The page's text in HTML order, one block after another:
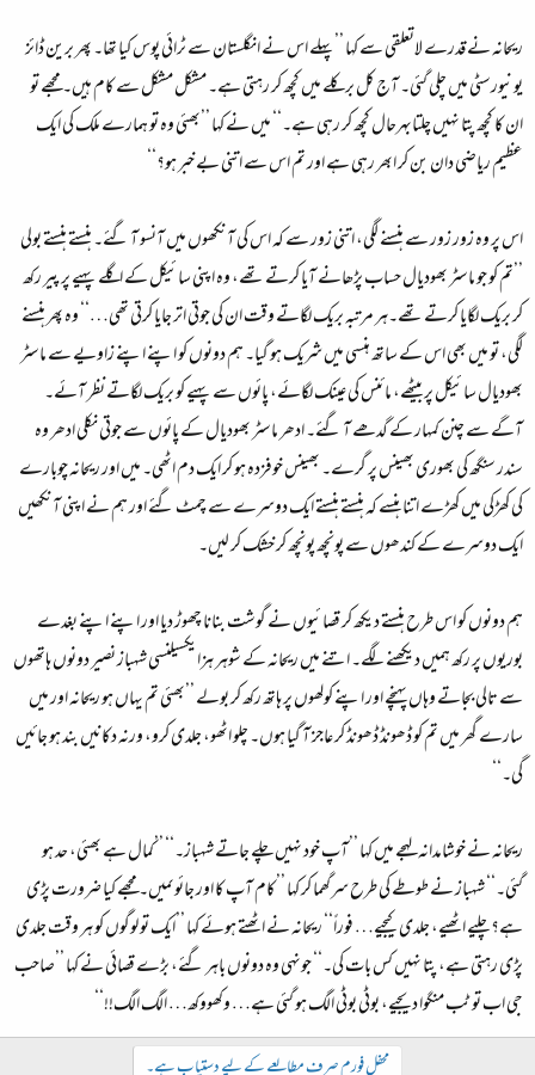
ریحانہ نے قدرے لاتعلقی سے کہا ’’پہلے اس نے انگلستان سے ٹرائی پوس کیا تھا۔ پھر برین ڈائز
یونیورسٹی میں چلی گئی۔ آج کل برکلے میں کچھ کر رہتی ہے۔ مشکل مشکل سے کام ہیں۔ مجھے تو
ان کا کچھ پتا نہیں چلتابہرحال کچھ کر رہی ہے۔‘‘ میں نے کہا ’’بھئی وہ تو ہمارے ملک کی ایک
عظیم ریاضی دان بن کر ابھر رہی ہے اور تم اس سے اتنی بے خبر ہو؟‘‘
اس پر وہ زور زور سے ہنسنے لگی، اتنی زور سے کہ اس کی آنکھوں میں آنسو آ گئے۔ ہنستے ہنستے بولی
’’تم کو جو ماسٹر بھودیال حساب پڑھانے آیا کرتے تھے، وہ اپنی سائیکل کے اگلے پہیے پر پیر رکھ
کر بریک لگایا کرتے تھے۔ہر مرتبہ بریک لگاتے وقت ان کی جوتی اتر جایا کرتی تھی…‘‘ وہ پھر ہنسنے
لگی، تو میں بھی اس کے ساتھ ہنسی میں شریک ہو گیا۔ ہم دونوں کو اپنے اپنے زاویے سے ماسٹر
بھودیال سائیکل پر بیٹھے، مائنس کی عینک لگائے، پائوں سے پہیے کو بریک لگاتے نظر آئے۔
آگے سے چنن کمہار کے گدھے آ گئے۔ ادھر ماسٹر بھودیال کے پائوں سے جوتی نکلی ادھر وہ
سندر سنگھ کی بھوری بھینس پر گرے۔ بھینس خوفزدہ ہو کر ایک دم اٹھی۔ میں اور ریحانہ چوبارے
کی کھڑکی میں کھڑے اتنا ہنسے کہ ہنستے ہنستے ایک دوسرے سے چمٹ گئے اور ہم نے اپنی آنکھیں
ایک دوسرے کے کندھوں سے پونچھ پونچھ کر خشک کر لیں۔
ہم دونوں کو اس طرح ہنستے دیکھ کر قصائیوں نے گوشت بنانا چھوڑ دیا اور اپنے اپنے بغدے
بوریوں پر رکھ ہمیں دیکھنے لگے۔ اتنے میں ریحانہ کے شوہر ہزایکسیلنسی شہباز نصیر دونوں ہاتھوں
سے تالی بجاتے وہاں پہنچے اور اپنے کولھوں پر ہاتھ رکھ کر بولے ’’بھئی تم یہاں ہو ریحانہ اور میں
سارے گھر میں تم کو ڈھونڈ ڈھونڈ کر عاجز آ گیا ہوں۔ چلو اٹھو، جلدی کرو، ورنہ دکانیں بند ہو جائیں
گی۔‘‘
ریحانہ نے خوشامدانہ لہجے میں کہا ’’آپ خود نہیں چلے جاتے شہباز۔‘‘ ’’کمال ہے بھئی، حد ہو
گئی۔‘‘ شہباز نے طوطے کی طرح سرگھما کر کہا ’’کام آپ کا اور جائوںمیں۔ مجھے کیا ضرورت پڑی
ہے؟ چلیے اٹھیے، جلدی کیجیے… فوراً‘‘ ریحانہ نے اٹھتے ہوئے کہا ’’ایک تو لوگوں کو ہر وقت جلدی
پڑی رہتی ہے، پتا نہیں کس بات کی۔‘‘ جونہی وہ دونوں باہر گئے، بڑے قصائی نے کہا ’’صاحب
جی اب تو ٹب منگوا دیجیے، بوٹی بوٹی الگ ہو گئی ہے… وکھووکھ… الگ الگ!!‘‘
محفل فورم صرف مطالعے کے لیے دستیاب ہے۔